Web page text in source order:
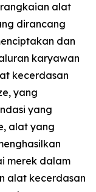
alat
dirancang
dan
karyawan
kecerdasan
yang
yang
alat yang
merek dalam
alat kecerdasan